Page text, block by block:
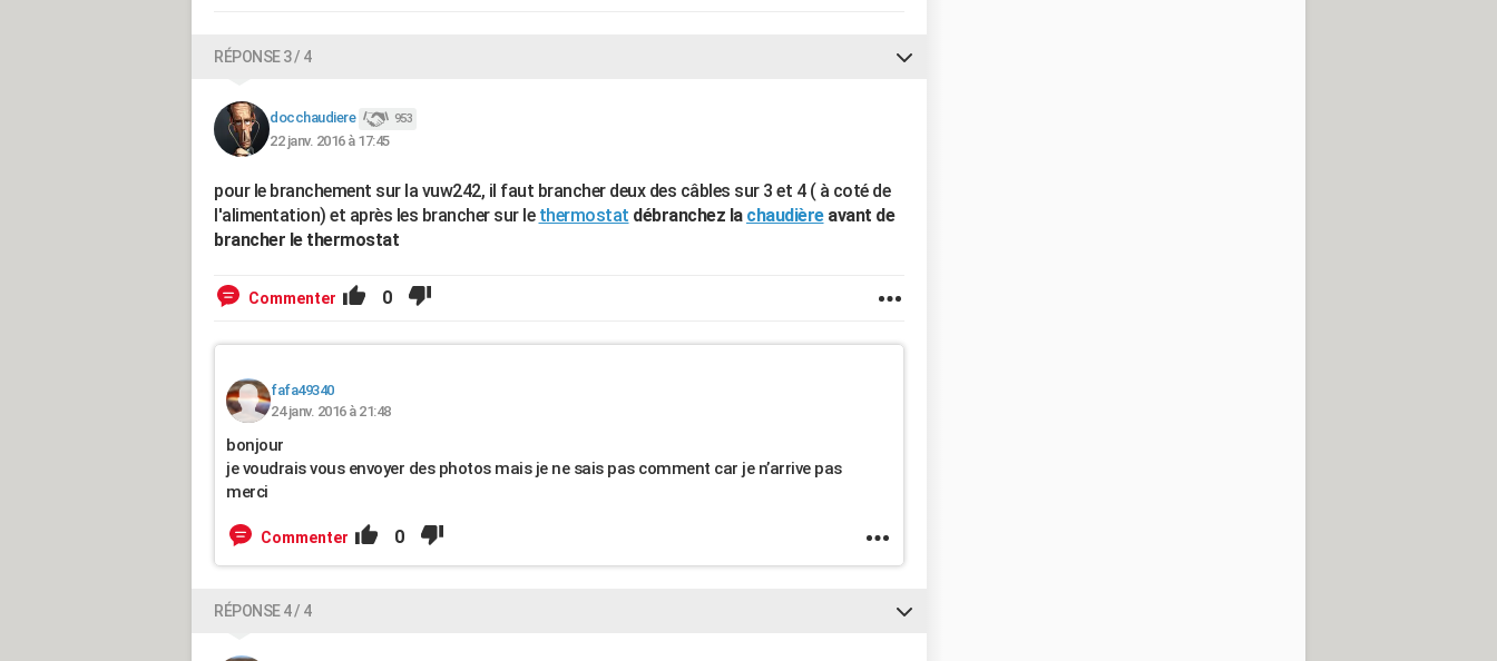
RÉPONSE 3 / 4
docchaudiere 953
22 janv. 2016 à 17:45
pour le branchement sur la vuw242, il faut brancher deux des câbles sur 3 et 4 ( à coté de
l'alimentation) et après les brancher sur le thermostat débranchez la chaudièreavant de
brancher le thermostat
Commenter 0
fafa49340
24 janv. 2016 à 21:48
bonjour
je voudrais vous envoyer des photos mais je ne sais pas comment car je n’arrive pas
merci
Commenter 0
RÉPONSE 4 / 4